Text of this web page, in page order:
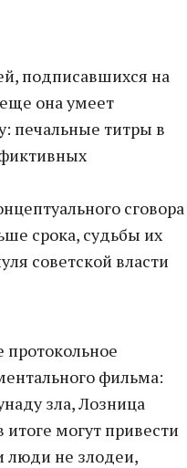
подписавшихся на
она умеет
печальные титры в
сговора
срока, судьбы их
советской власти
фильма:
зла, Лозница
могут привести
люди не злодеи,